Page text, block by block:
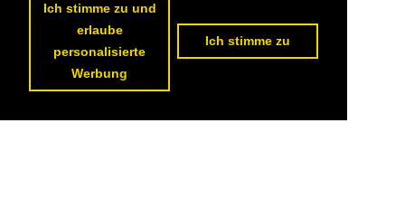
Ich stimme zu und
erlaube
personalisierte
Werbung
Ich stimme zu